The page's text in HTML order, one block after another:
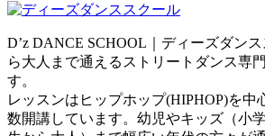
D’z DANCE SCHOOL｜ディーズダン
ら大人まで通えるストリートダンス専
す。
レッスンはヒップホップ(HIPHOP)を中
数開講しています。幼児やキッズ（小